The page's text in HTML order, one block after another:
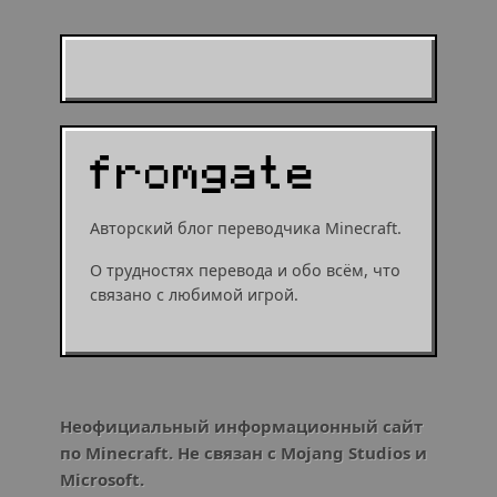
Авторский блог переводчика Minecraft.
О трудностях перевода и обо всём, что
связано с любимой игрой.
муушрумом или мушрумом
Неофициальный информационный сайт
по Minecraft. Не связан с Mojang Studios и
Microsoft.